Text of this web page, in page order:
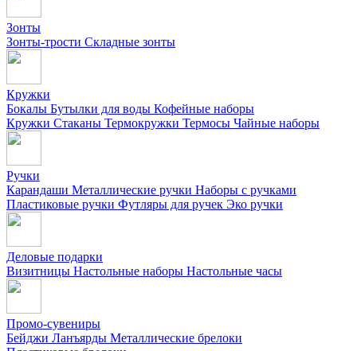
Зонты
Зонты-трости Складные зонты
Кружки
Бокалы Бутылки для воды Кофейные наборы
Кружки Стаканы Термокружки Термосы Чайные наборы
Ручки
Карандаши Металлические ручки Наборы с ручками
Пластиковые ручки Футляры для ручек Эко ручки
Деловые подарки
Визитницы Настольные наборы Настольные часы
Промо-сувениры
Бейджи Ланъярды Металлические брелоки